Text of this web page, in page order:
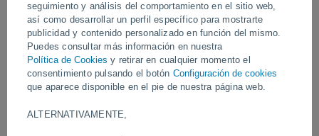
seguimiento y análisis del comportamiento en el sitio web,
así como desarrollar un perfil específico para mostrarte
publicidad y contenido personalizado en función del mismo.
Puedes consultar más información en nuestra
Política de Cookies y retirar en cualquier momento el
consentimiento pulsando el botón Configuración de cookies
que aparece disponible en el pie de nuestra página web.
ALTERNATIVAMENTE,
El tifón, ya debilitado, dejó al menos 51 heridos en Taiwán y
provocó el cierre de escuelas y oficinas en varias regiones del sur
como medida de seguridad.
Vídeos